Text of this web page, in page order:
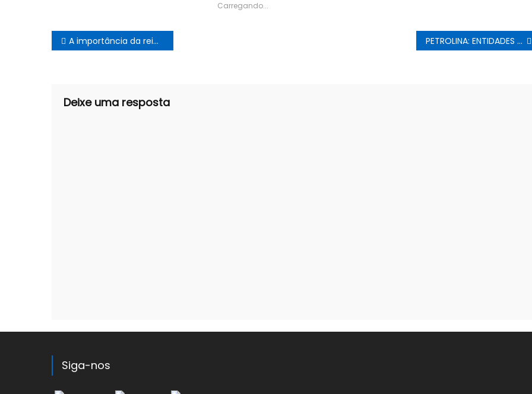
Carregando...
Navegação
de
A importância da reintegração de posse para a viabilização do projeto Salitre PETROLINA: ENTIDADES ACUSAM POLICIAIS DE DISCRIMINAÇÃO RACIAL. POLÍCIA EMITE NOTA
Deixe uma resposta
Siga-nos